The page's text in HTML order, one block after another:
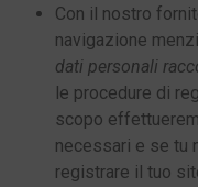
Con il nostro
navigazione
dati personali
le procedure di
scopo
necessari e se tu
registrare il tuo